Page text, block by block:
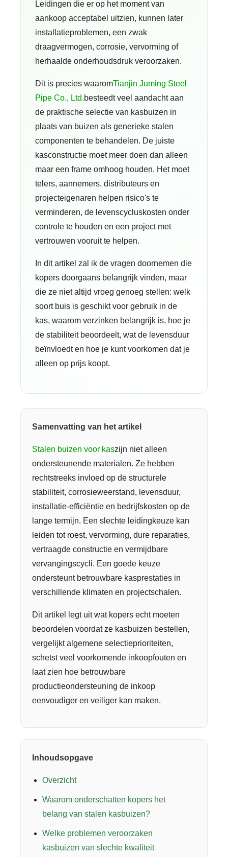
Leidingen die er op het moment van
aankoop acceptabel uitzien, kunnen later
installatieproblemen, een zwak
draagvermogen, corrosie, vervorming of
herhaalde onderhoudsdruk veroorzaken.
Dit is precies waaromTianjin Juming Steel
Pipe Co., Ltd.besteedt veel aandacht aan
de praktische selectie van kasbuizen in
plaats van buizen als generieke stalen
componenten te behandelen. De juiste
kasconstructie moet meer doen dan alleen
maar een frame omhoog houden. Het moet
telers, aannemers, distributeurs en
projecteigenaren helpen risico's te
verminderen, de levenscycluskosten onder
controle te houden en een project met
vertrouwen vooruit te helpen.
In dit artikel zal ik de vragen doornemen die
kopers doorgaans belangrijk vinden, maar
die ze niet altijd vroeg genoeg stellen: welk
soort buis is geschikt voor gebruik in de
kas, waarom verzinken belangrijk is, hoe je
de stabiliteit beoordeelt, wat de levensduur
beïnvloedt en hoe je kunt voorkomen dat je
alleen op prijs koopt.
Samenvatting van het artikel
Stalen buizen voor kaszijn niet alleen
ondersteunende materialen. Ze hebben
rechtstreeks invloed op de structurele
stabiliteit, corrosieweerstand, levensduur,
installatie-efficiëntie en bedrijfskosten op de
lange termijn. Een slechte leidingkeuze kan
leiden tot roest, vervorming, dure reparaties,
vertraagde constructie en vermijdbare
vervangingscycli. Een goede keuze
ondersteunt betrouwbare kasprestaties in
verschillende klimaten en projectschalen.
Dit artikel legt uit wat kopers echt moeten
beoordelen voordat ze kasbuizen bestellen,
vergelijkt algemene selectieprioriteiten,
schetst veel voorkomende inkoopfouten en
laat zien hoe betrouwbare
productieondersteuning de inkoop
eenvoudiger en veiliger kan maken.
Inhoudsopgave
Overzicht
Waarom onderschatten kopers het
belang van stalen kasbuizen?
Welke problemen veroorzaken
kasbuizen van slechte kwaliteit